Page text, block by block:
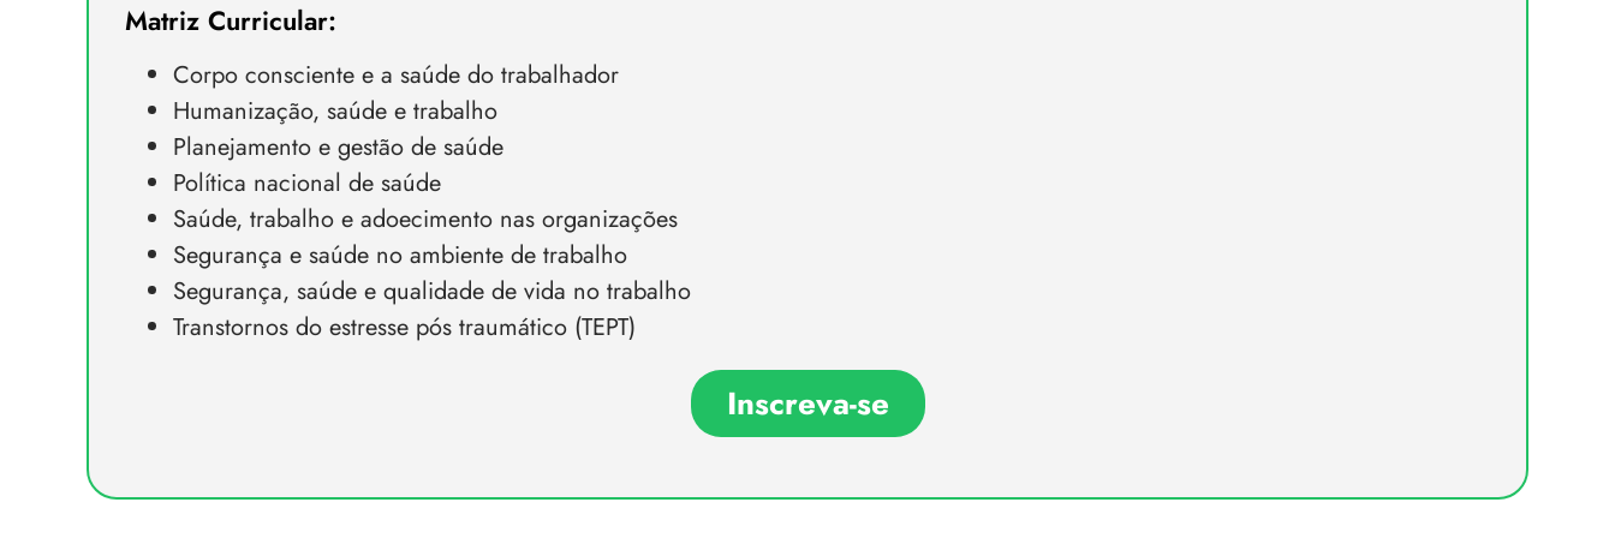
Matriz Curricular:
Corpo consciente e a saúde do trabalhador
Humanização, saúde e trabalho
Planejamento e gestão de saúde
Política nacional de saúde
Saúde, trabalho e adoecimento nas organizações
Segurança e saúde no ambiente de trabalho
Segurança, saúde e qualidade de vida no trabalho
Transtornos do estresse pós traumático (TEPT)
Inscreva-se